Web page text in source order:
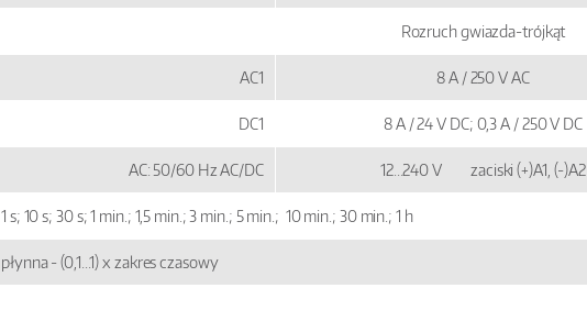
Rozruch gwiazda-trójkąt
AC1 8 A / 250 V AC
DC1 8 A / 24 V DC; 0,3 A / 250 V DC
AC: 50/60 Hz AC/DC 12...240 V zaciski (+)A1, (-)A2
1 s; 10 s; 30 s; 1 min.; 1,5 min.; 3 min.; 5 min.; 10 min.; 30 min.; 1 h
płynna - (0,1...1) x zakres czasowy